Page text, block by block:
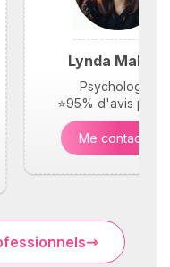
Lynda Maloufi
Psychologue
⭐95% d'avis
Me contacter